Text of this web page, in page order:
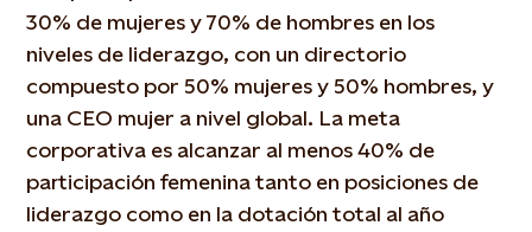
30% de mujeres y 70% de hombres en los
niveles de liderazgo, con un directorio
compuesto por 50% mujeres y 50% hombres, y
una CEO mujer a nivel global. La meta
corporativa es alcanzar al menos 40% de
participación femenina tanto en posiciones de
liderazgo como en la dotación total al año